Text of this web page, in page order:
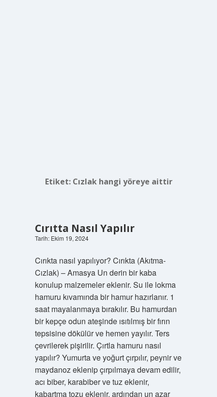
Etiket: Cızlak hangi yöreye aittir
Cırıtta Nasıl Yapılır
Tarih: Ekim 19, 2024
Cırıkta nasıl yapılıyor? Cırıkta (Akıtma-
Cızlak) – Amasya Un derin bir kaba
konulup malzemeler eklenir. Su ile lokma
hamuru kıvamında bir hamur hazırlanır. 1
saat mayalanmaya bırakılır. Bu hamurdan
bir kepçe odun ateşinde ısıtılmış bir fırın
tepsisine dökülür ve hemen yayılır. Ters
çevrilerek pişirilir. Çırtla hamuru nasıl
yapılır? Yumurta ve yoğurt çırpılır, peynir ve
maydanoz eklenip çırpılmaya devam edilir,
acı biber, karabiber ve tuz eklenir,
kabartma tozu eklenir, ardından un azar